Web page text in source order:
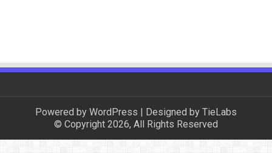
Powered by WordPress | Designed by TieLabs
© Copyright 2026, All Rights Reserved